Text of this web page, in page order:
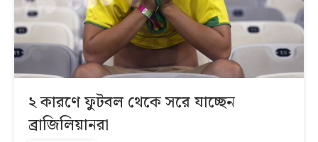
২ কারণে ফুটবল থেকে সরে যাচ্ছেন
ব্রাজিলিয়ানরা